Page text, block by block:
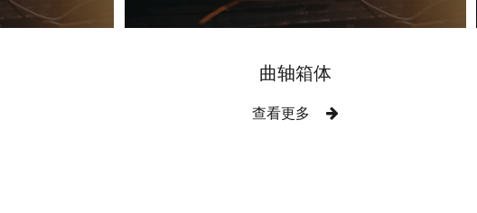
曲轴箱体
查看更多